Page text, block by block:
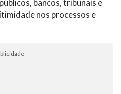
bancos, tribunais e
nos processos e